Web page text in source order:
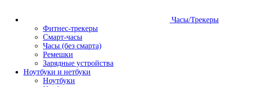
Часы/Трекеры
Фитнес-трекеры
Смарт-часы
Часы (без смарта)
Ремешки
Зарядные устройства
Ноутбуки и нетбуки
Ноутбуки